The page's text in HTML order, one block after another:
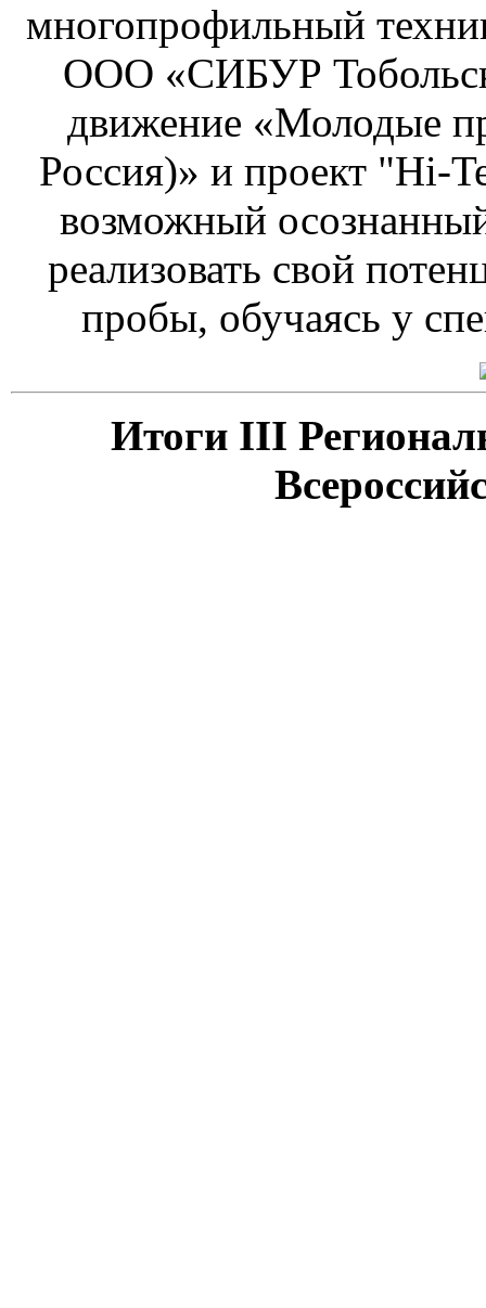
многопрофильный
ООО «СИБУР
движение «Молодые
Россия)» и проект "Hi-
возможный
реализовать свой
пробы, обучаясь у
Итоги III